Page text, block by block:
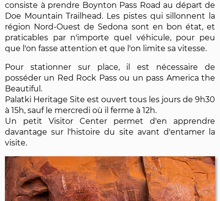
consiste à prendre Boynton Pass Road au départ de
Doe Mountain Trailhead. Les pistes qui sillonnent la
région Nord-Ouest de Sedona sont en bon état, et
praticables par n'importe quel véhicule, pour peu
que l'on fasse attention et que l'on limite sa vitesse.
Pour stationner sur place, il est nécessaire de
posséder un Red Rock Pass ou un pass America the
Beautiful.
Palatki Heritage Site est ouvert tous les jours de 9h30
à 15h, sauf le mercredi où il ferme à 12h.
Un petit Visitor Center permet d'en apprendre
davantage sur l'histoire du site avant d'entamer la
visite.